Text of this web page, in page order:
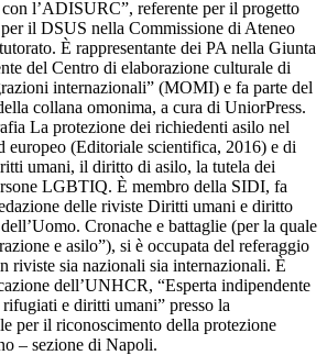
l’ADISURC”, referente per il progetto
il DSUS nella Commissione di Ateneo
È rappresentante dei PA nella Giunta
del Centro di elaborazione culturale di
internazionali” (MOMI) e fa parte del
collana omonima, a cura di UniorPress.
La protezione dei richiedenti asilo nel
europeo (Editoriale scientifica, 2016) e di
umani, il diritto di asilo, la tutela dei
LGBTIQ. È membro della SIDI, fa
delle riviste Diritti umani e diritto
Cronache e battaglie (per la quale
e asilo”), si è occupata del referaggio
riviste sia nazionali sia internazionali. È
dell’UNHCR, “Esperta indipendente
e diritti umani” presso la
per il riconoscimento della protezione
– sezione di Napoli.